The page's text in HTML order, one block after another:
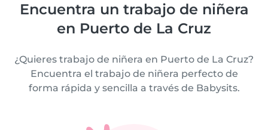
Encuentra un trabajo de niñera
en Puerto de La Cruz
¿Quieres trabajo de niñera en Puerto de La Cruz?
Encuentra el trabajo de niñera perfecto de
forma rápida y sencilla a través de Babysits.